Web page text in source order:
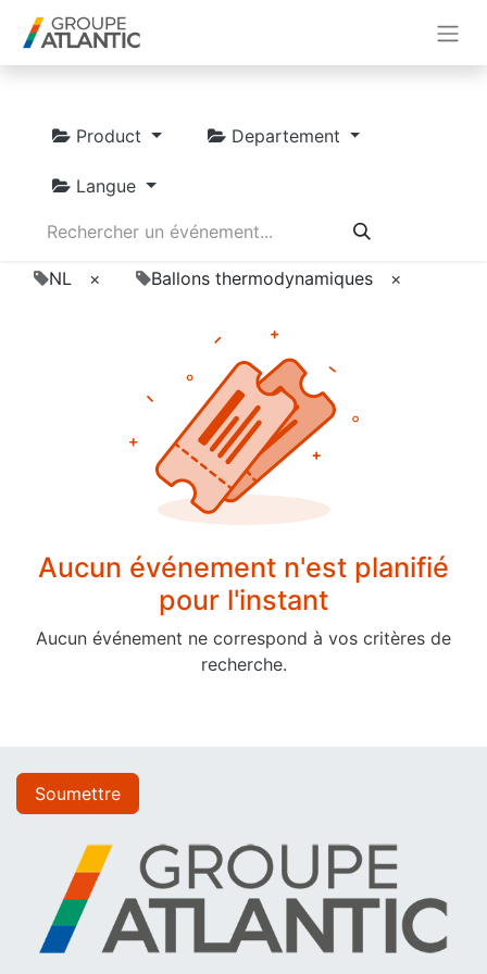
Product Departement
Langue
NL × Ballons thermodynamiques ×
Aucun événement n'est planifié
pour l'instant
Aucun événement ne correspond à vos critères de
recherche.
Soumettre